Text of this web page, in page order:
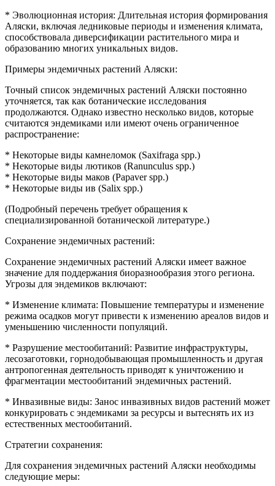
* Эволюционная история: Длительная история формирования
Аляски, включая ледниковые периоды и изменения климата,
способствовала диверсификации растительного мира и
образованию многих уникальных видов.
Примеры эндемичных растений Аляски:
Точный список эндемичных растений Аляски постоянно
уточняется, так как ботанические исследования
продолжаются. Однако известно несколько видов, которые
считаются эндемиками или имеют очень ограниченное
распространение:
* Некоторые виды камнеломок (Saxifraga spp.)
* Некоторые виды лютиков (Ranunculus spp.)
* Некоторые виды маков (Papaver spp.)
* Некоторые виды ив (Salix spp.)
(Подробный перечень требует обращения к
специализированной ботанической литературе.)
Сохранение эндемичных растений:
Сохранение эндемичных растений Аляски имеет важное
значение для поддержания биоразнообразия этого региона.
Угрозы для эндемиков включают:
* Изменение климата: Повышение температуры и изменение
режима осадков могут привести к изменению ареалов видов и
уменьшению численности популяций.
* Разрушение местообитаний: Развитие инфраструктуры,
лесозаготовки, горнодобывающая промышленность и другая
антропогенная деятельность приводят к уничтожению и
фрагментации местообитаний эндемичных растений.
* Инвазивные виды: Занос инвазивных видов растений может
конкурировать с эндемиками за ресурсы и вытеснять их из
естественных местообитаний.
Стратегии сохранения:
Для сохранения эндемичных растений Аляски необходимы
следующие меры: